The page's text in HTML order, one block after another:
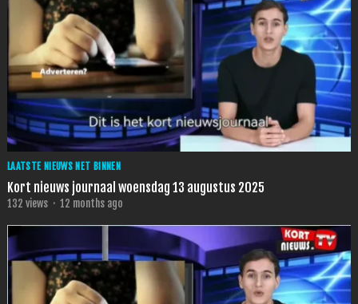
LAATSTE NIEUWS NET BINNEN
Kort nieuws journaal woensdag 13 augustus 2025
132 views · 12 months ago